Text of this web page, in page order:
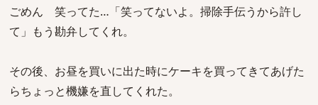
ごめん 笑ってた…「笑ってないよ。掃除手伝うから許し
て」もう勘弁してくれ。
その後、お昼を買いに出た時にケーキを買ってきてあげた
らちょっと機嫌を直してくれた。